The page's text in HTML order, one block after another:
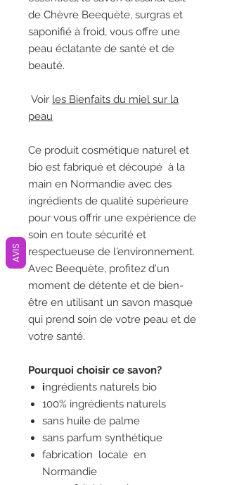
de Chèvre Beequète, surgras et
saponifié à froid, vous offre une
peau éclatante de santé et de
beauté.
Voir les Bienfaits du miel sur la
peau
Ce produit cosmétique naturel et
bio est fabriqué et découpé à la
main en Normandie avec des
ingrédients de qualité supérieure
pour vous offrir une expérience de
soin en toute sécurité et
respectueuse de l'environnement.
Avec Beequète, profitez d'un
moment de détente et de bien-
être en utilisant un savon masque
qui prend soin de votre peau et de
votre santé.
Pourquoi choisir ce savon?
ingrédients naturels bio
100% ingrédients naturels
sans huile de palme
sans parfum synthétique
fabrication locale en
Normandie
AVIS